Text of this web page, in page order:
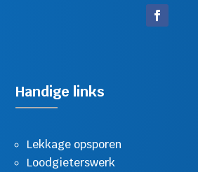
Handige links
Lekkage opsporen
Loodgieterswerk